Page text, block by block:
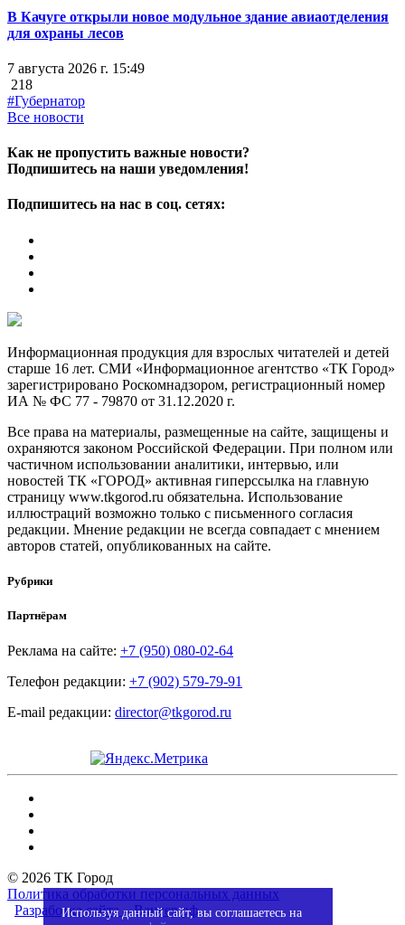
В Качуге открыли новое модульное здание авиаотделения
для охраны лесов
7 августа 2026 г. 15:49
218
#Губернатор
Все новости
Как не пропустить важные новости?
Подпишитесь на наши уведомления!
Подпишитесь на нас в соц. сетях:
Информационная продукция для взрослых читателей и детей
старше 16 лет. СМИ «Информационное агентство «ТК Город»
зарегистрировано Роскомнадзором, регистрационный номер
ИА № ФС 77 - 79870 от 31.12.2020 г.
Все права на материалы, размещенные на сайте, защищены и
охраняются законом Российской Федерации. При полном или
частичном использовании аналитики, интервью, или
новостей ТК «ГОРОД» активная гиперссылка на главную
страницу www.tkgorod.ru обязательна. Использование
иллюстраций возможно только с письменного согласия
редакции. Мнение редакции не всегда совпадает с мнением
авторов статей, опубликованных на сайте.
Рубрики
Партнёрам
Реклама на сайте: +7 (950) 080-02-64
Телефон редакции: +7 (902) 579-79-91
E-mail редакции: director@tkgorod.ru
© 2026 ТК Город
Политика обработки персональных данных
Разработка сайта – Вангер.рф
Используя данный сайт, вы соглашаетесь на